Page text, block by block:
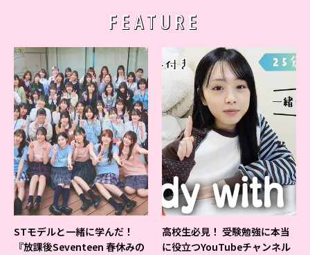
FEATURE
STモデルと一緒に学んだ！
『放課後Seventeen 春休みの
高校生必見！ 受験勉強に本当
に役立つYouTubeチャンネル